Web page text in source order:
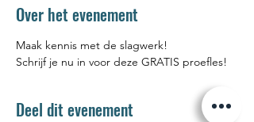
Over het evenement
Maak kennis met de slagwerk!
Schrijf je nu in voor deze GRATIS proefles!
Deel dit evenement